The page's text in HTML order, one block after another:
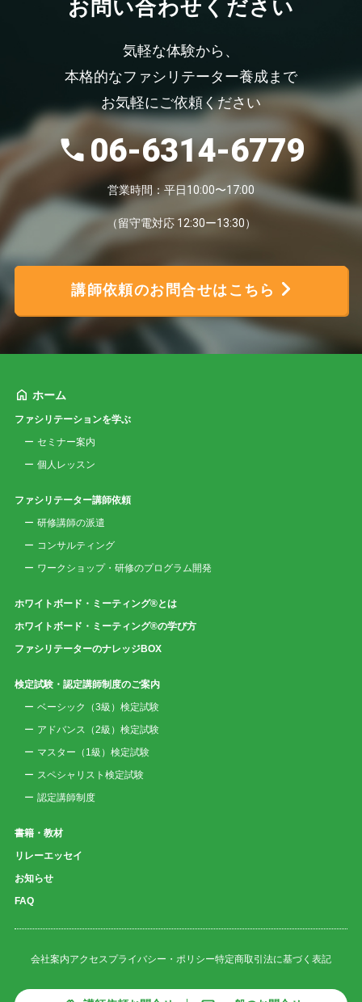
お問い合わせください
気軽な体験から、
本格的なファシリテーター養成まで
お気軽にご依頼ください
06-6314-6779
営業時間：平日10:00〜17:00
（留守電対応 12:30ー13:30）
講師依頼のお問合せはこちら
ホーム
ファシリテーションを学ぶ
セミナー案内
個人レッスン
ファシリテーター講師依頼
研修講師の派遣
コンサルティング
ワークショップ・研修のプログラム開発
ホワイトボード・ミーティング®とは
ホワイトボード・ミーティング®の学び方
ファシリテーターのナレッジBOX
検定試験・認定講師制度のご案内
ベーシック（3級）検定試験
アドバンス（2級）検定試験
マスター（1級）検定試験
スペシャリスト検定試験
認定講師制度
書籍・教材
リレーエッセイ
お知らせ
FAQ
会社案内アクセスプライバシー・ポリシー特定商取引法に基づく表記